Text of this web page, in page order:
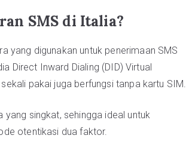
SMS di Italia?
yang digunakan untuk penerimaan SMS
Direct Inward Dialing (DID) Virtual
pakai juga berfungsi tanpa kartu SIM.
singkat, sehingga ideal untuk
otentikasi dua faktor.